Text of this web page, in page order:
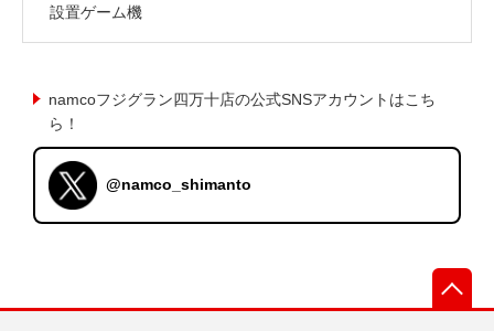
設置ゲーム機
namcoフジグラン四万十店の公式SNSアカウントはこち
ら！
@namco_shimanto